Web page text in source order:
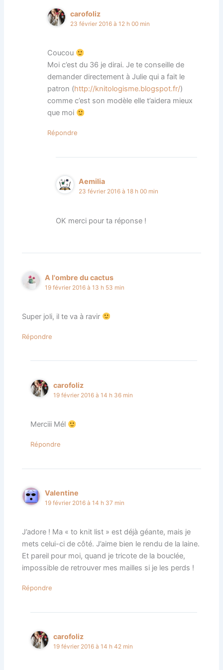
carofoliz
23 février 2016 à 12 h 00 min
Coucou
Moi c’est du 36 je dirai. Je te conseille de
demander directement à Julie qui a fait le
patron (http://knitologisme.blogspot.fr/)
comme c’est son modèle elle t’aidera mieux
que moi
Répondre
Aemilia
23 février 2016 à 18 h 00 min
OK merci pour ta réponse !
A l'ombre du cactus
19 février 2016 à 13 h 53 min
Super joli, il te va à ravir
Répondre
carofoliz
19 février 2016 à 14 h 36 min
Merciii Mél
Répondre
Valentine
19 février 2016 à 14 h 37 min
J’adore ! Ma « to knit list » est déjà géante, mais je
mets celui-ci de côté. J’aime bien le rendu de la laine.
Et pareil pour moi, quand je tricote de la bouclée,
impossible de retrouver mes mailles si je les perds !
Répondre
carofoliz
19 février 2016 à 14 h 42 min